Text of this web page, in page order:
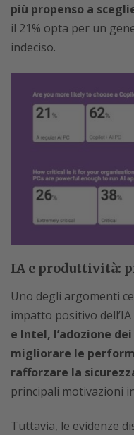
più propenso a
il 21% opta per un
indeciso.
IA e produttività:
Uno degli argomenti
impatto positivo
e Intel, l’adozione
migliorare le
rafforzare la
principali motivazioni
Tuttavia, le evidenze